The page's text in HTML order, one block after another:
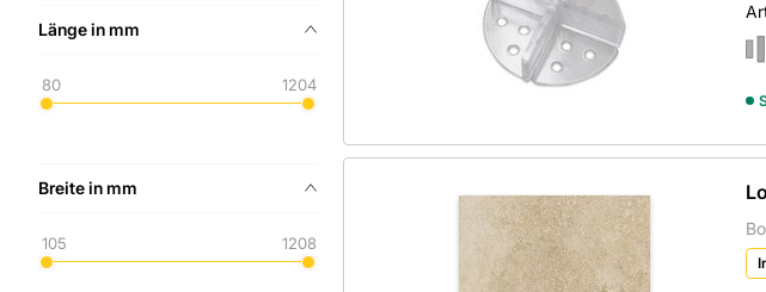
Länge in mm
80 1204
Breite in mm
105 1208